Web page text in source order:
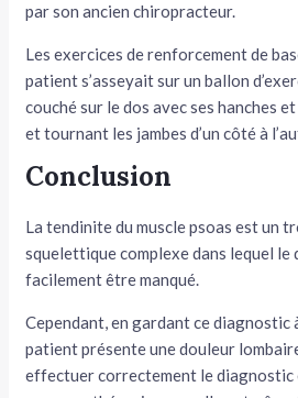
par son ancien chiropracteur.
Les exercices de renforcement de
patient s’asseyait sur un ballon
couché sur le dos avec ses hanches
et tournant les jambes d’un côté à
Conclusion
La tendinite du muscle psoas est un
squelettique complexe dans lequel
facilement être manqué.
Cependant, en gardant ce diagnostic
patient présente une douleur
effectuer correctement le